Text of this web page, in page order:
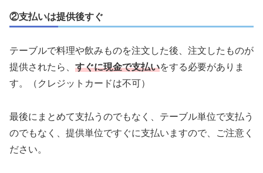
②支払いは提供後すぐ
テーブルで料理や飲みものを注文した後、注文したものが
提供されたら、 すぐに現金で支払いをする必要がありま
す。（クレジットカードは不可）
最後にまとめて支払うのでもなく、テーブル単位で支払う
のでもなく、提供単位ですぐに支払いますので、ご注意く
ださい。